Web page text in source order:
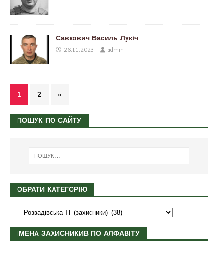
Савкович Василь Лукіч
26.11.2023 admin
1 2 »
ПОШУК ПО САЙТУ
ОБРАТИ КАТЕГОРІЮ
ІМЕНА ЗАХИСНИКИВ ПО АЛФАВІТУ